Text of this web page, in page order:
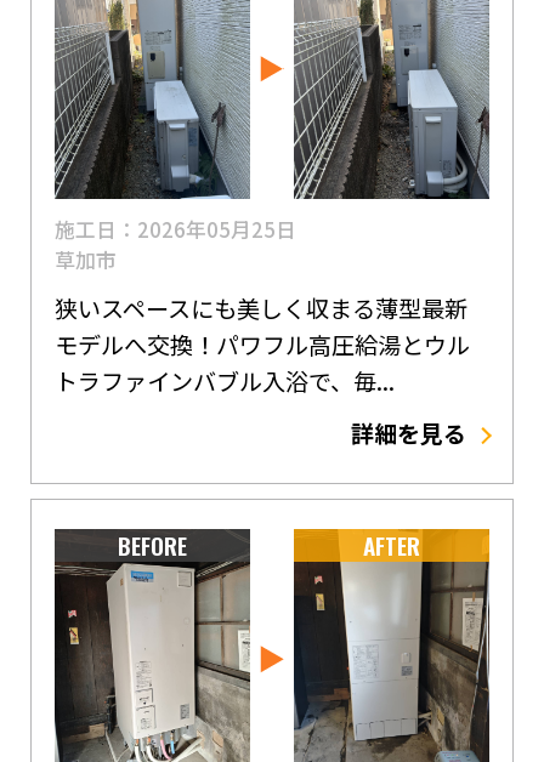
施工日：2026年05月25日
草加市
狭いスペースにも美しく収まる薄型最新
モデルへ交換！パワフル高圧給湯とウル
トラファインバブル入浴で、毎...
詳細を見る
BEFORE AFTER